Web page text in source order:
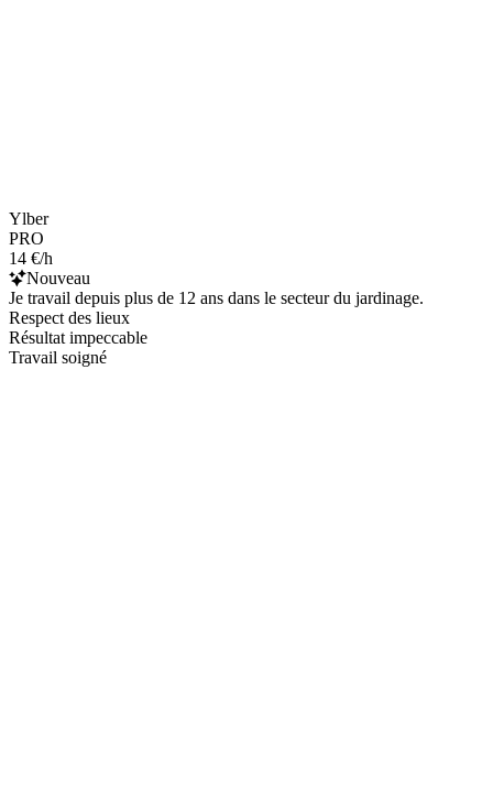
Ylber
PRO
14 €/h
Nouveau
Je travail depuis plus de 12 ans dans le secteur du jardinage.
Respect des lieux
Résultat impeccable
Travail soigné